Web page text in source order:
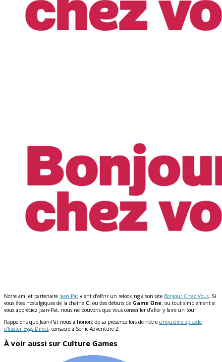
Notre ami et partenaire Jean-Pat vient d’offrir un relooking à son site Bonjour Chez Vous. Si
vous êtes nostalgiques de la chaîne C: ou des débuts de Game One, ou tout simplement si
vous appréciez Jean-Pat, nous ne pouvons que vous conseiller d’aller y faire un tour.
Rappelons que Jean-Pat nous a honoré de sa présence lors de notre cinquième épisode
d’Easter Eggs Direct, consacré à Sonic Adventure 2.
À voir aussi sur Culture Games